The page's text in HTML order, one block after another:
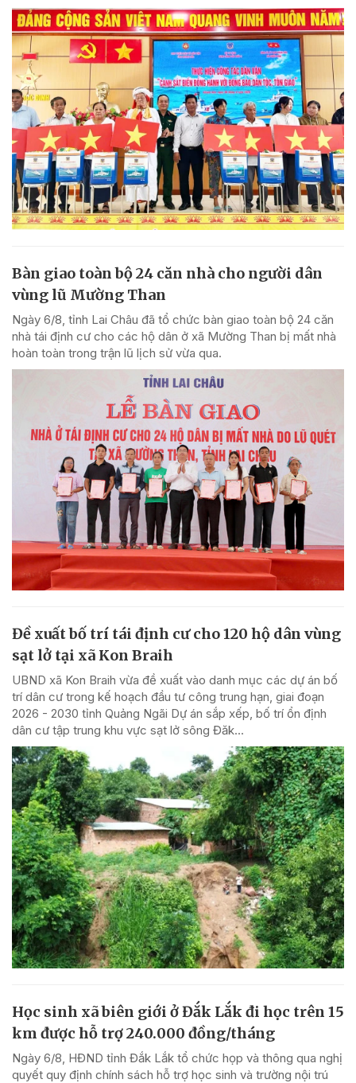
Bàn giao toàn bộ 24 căn nhà cho người dân
vùng lũ Mường Than
Ngày 6/8, tỉnh Lai Châu đã tổ chức bàn giao toàn bộ 24 căn
nhà tái định cư cho các hộ dân ở xã Mường Than bị mất nhà
hoàn toàn trong trận lũ lịch sử vừa qua.
Đề xuất bố trí tái định cư cho 120 hộ dân vùng
sạt lở tại xã Kon Braih
UBND xã Kon Braih vừa đề xuất vào danh mục các dự án bố
trí dân cư trong kế hoạch đầu tư công trung hạn, giai đoạn
2026 - 2030 tỉnh Quảng Ngãi Dự án sắp xếp, bố trí ổn định
dân cư tập trung khu vực sạt lở sông Đăk...
Học sinh xã biên giới ở Đắk Lắk đi học trên 15
km được hỗ trợ 240.000 đồng/tháng
Ngày 6/8, HĐND tỉnh Đắk Lắk tổ chức họp và thông qua nghị
quyết quy định chính sách hỗ trợ học sinh và trường nội trú